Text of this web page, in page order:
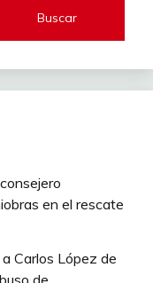
en el rescate
Carlos López de
de